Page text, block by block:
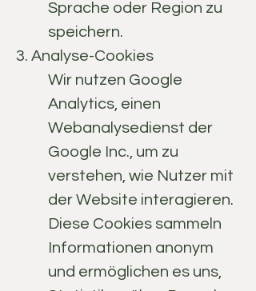
Sprache oder Region zu
speichern.
3. Analyse-Cookies
Wir nutzen Google
Analytics, einen
Webanalysedienst der
Google Inc., um zu
verstehen, wie Nutzer mit
der Website interagieren.
Diese Cookies sammeln
Informationen anonym
und ermöglichen es uns,